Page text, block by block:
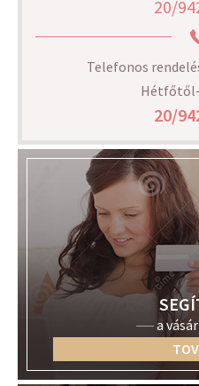
20/
Telefonos
20/
a